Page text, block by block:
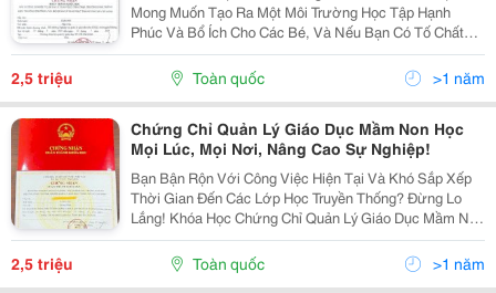
Mong Muốn Tạo Ra Một Môi Trường Học Tập Hạnh
Phúc Và Bổ Ích Cho Các Bé, Và Nếu Bạn Có Tố Chất
Lãnh Đạo, Thì Lĩnh Vực Quản Lý Giáo Dục Mầm Non
Chính Là Nơi Bạn Có Thể Phát Huy Tối Đa Tiềm Năng
Của Mình....
2,5 triệu Toàn quốc >1 năm
Chứng Chỉ Quản Lý Giáo Dục Mầm Non Học
Mọi Lúc, Mọi Nơi, Nâng Cao Sự Nghiệp!
Bạn Bận Rộn Với Công Việc Hiện Tại Và Khó Sắp Xếp
Thời Gian Đến Các Lớp Học Truyền Thống? Đừng Lo
Lắng! Khóa Học Chứng Chỉ Quản Lý Giáo Dục Mầm Non
Của Chúng Tôi Được Thiết Kế Với Sự Linh Hoạt Tối Đa,
Giúp Bạn Dễ Dàng Tiếp Cận Kiến Thức Và Nâng Cao...
2,5 triệu Toàn quốc >1 năm